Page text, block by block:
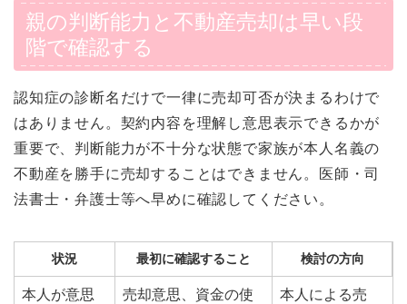
親の判断能力と不動産売却は早い段
階で確認する
認知症の診断名だけで一律に売却可否が決まるわけで
はありません。契約内容を理解し意思表示できるかが
重要で、判断能力が不十分な状態で家族が本人名義の
不動産を勝手に売却することはできません。医師・司
法書士・弁護士等へ早めに確認してください。
状況 最初に確認すること 検討の方向
本人が意思
売却意思、資金の使
本人による売